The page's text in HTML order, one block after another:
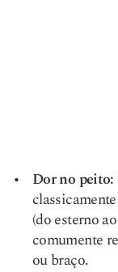
Dor no peito:
(do esterno
comumente
ou braço.